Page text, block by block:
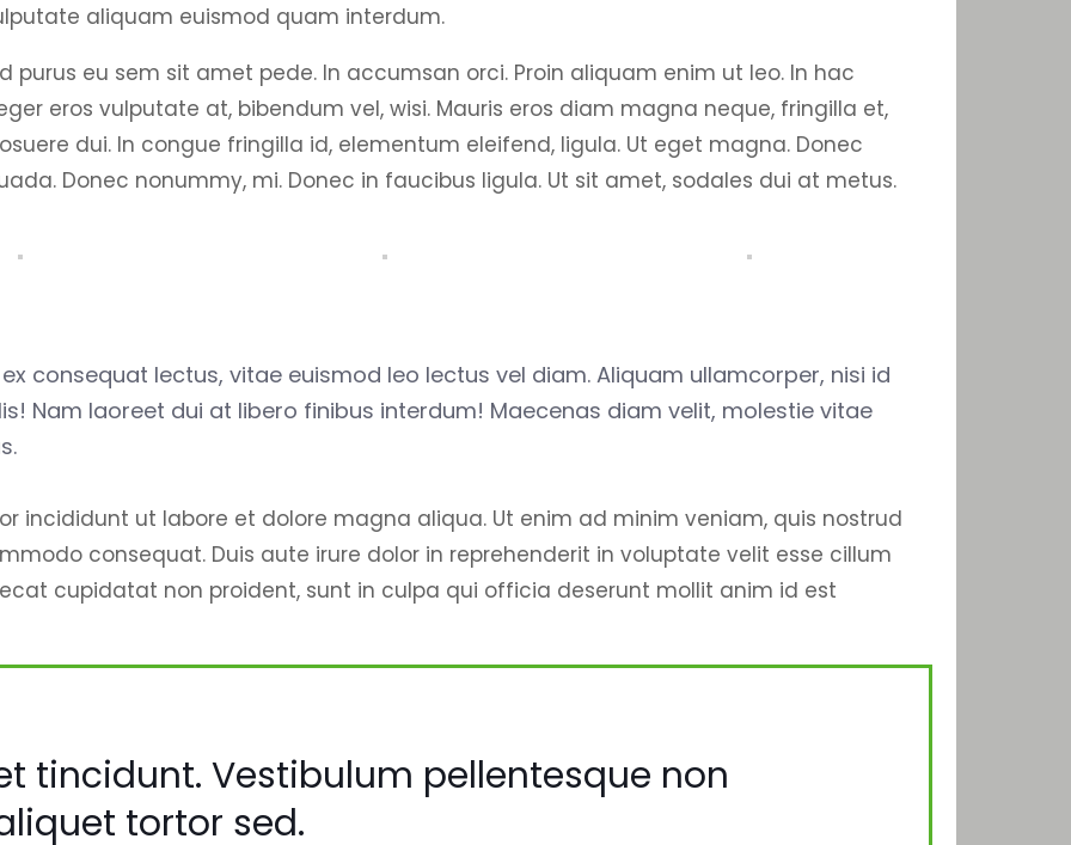
aliquam euismod quam interdum.
eu sem sit amet pede. In accumsan orci. Proin aliquam enim ut leo. In hac
eros vulputate at, bibendum vel, wisi. Mauris eros diam magna neque, fringilla et,
dui. In congue fringilla id, elementum eleifend, ligula. Ut eget magna. Donec
Donec nonummy, mi. Donec in faucibus ligula. Ut sit amet, sodales dui at metus.
consequat lectus, vitae euismod leo lectus vel diam. Aliquam ullamcorper, nisi id
Nam laoreet dui at libero finibus interdum! Maecenas diam velit, molestie vitae
incididunt ut labore et dolore magna aliqua. Ut enim ad minim veniam, quis nostrud
consequat. Duis aute irure dolor in reprehenderit in voluptate velit esse cillum
cupidatat non proident, sunt in culpa qui officia deserunt mollit anim id est
tincidunt. Vestibulum pellentesque non
tortor sed.